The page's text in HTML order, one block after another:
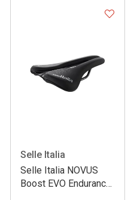
Selle Italia
Selle Italia NOVUS
Boost EVO Endurance